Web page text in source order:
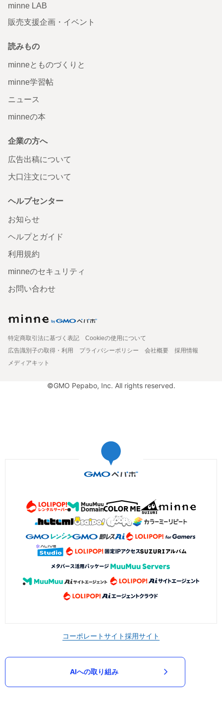
minne LAB
販売支援企画・イベント
読みもの
minneとものづくりと
minne学習帖
ニュース
minneの本
企業の方へ
広告出稿について
大口注文について
ヘルプセンター
お知らせ
ヘルプとガイド
利用規約
minneのセキュリティ
お問い合わせ
特定商取引法に基づく表記
Cookieの使用について
広告識別子の取得・利用
プライバシーポリシー 会社概要
採用情報
メディアキット
©GMO Pepabo, Inc. All rights reserved.
コーポレートサイト採用サイト
AIへの取り組み